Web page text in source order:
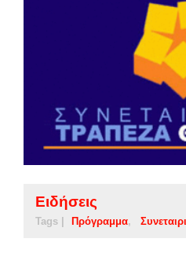
Ειδήσεις
Tags | Πρόγραμμα